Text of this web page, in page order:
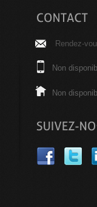
Rendez-
Non
Non